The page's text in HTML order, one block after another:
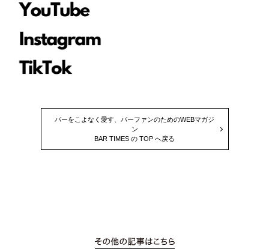
バーをこよなく愛す、バーファンのためのWEBマガジ
ン
BAR TIMES の TOP へ戻る